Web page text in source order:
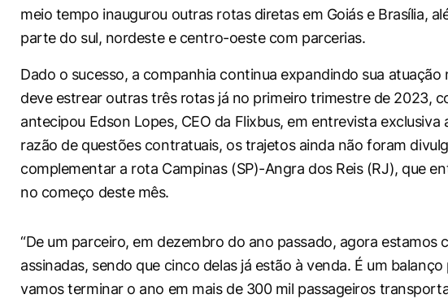
meio tempo inaugurou outras rotas diretas em Goiás e Brasília,
parte do sul, nordeste e centro-oeste com parcerias.
Dado o sucesso, a companhia continua expandindo sua atuação
deve estrear outras três rotas já no primeiro trimestre de 2023,
antecipou Edson Lopes, CEO da Flixbus, em entrevista exclusiva
razão de questões contratuais, os trajetos ainda não foram
complementar a rota Campinas (SP)-Angra dos Reis (RJ), que
no começo deste mês.
“De um parceiro, em dezembro do ano passado, agora estamos
assinadas, sendo que cinco delas já estão à venda. É um
vamos terminar o ano em mais de 300 mil passageiros